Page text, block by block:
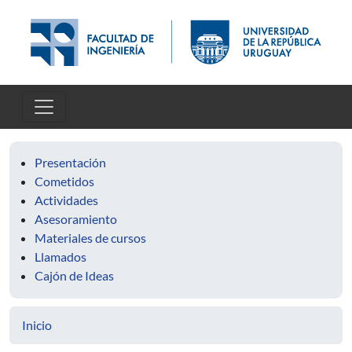
Presentación
Cometidos
Actividades
Asesoramiento
Materiales de cursos
Llamados
Cajón de Ideas
Inicio